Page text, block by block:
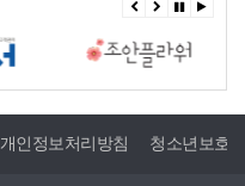
개인정보처리방침 청소년보호